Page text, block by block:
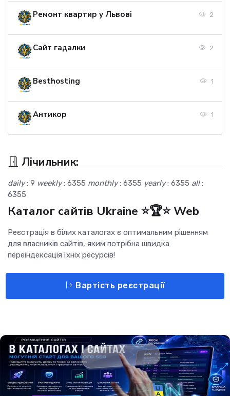
Ремонт квартир у Львові 2
Сайт гадалки 2
Besthosting 1
Антикор 1
Лічильник:
daily: 9 weekly: 6355 monthly: 6355 yearly: 6355 all:
6355
Каталог сайтів Ukraine ⭐🏆⭐ Web
Реєстрація в білих каталогах є оптимальним рішенням
для власників сайтів, яким потрібна швидка
переіндексація їхніх ресурсів!
Вартість реєстрації